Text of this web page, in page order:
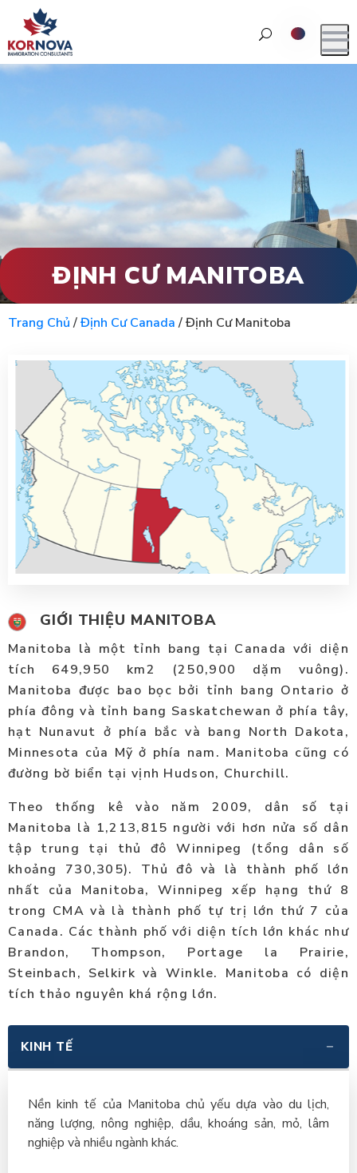
ĐỊNH CƯ MANITOBA
Trang Chủ/Định Cư Canada/Định Cư Manitoba
GIỚI THIỆU MANITOBA
Manitoba là một tỉnh bang tại Canada với diện
tích 649,950 km2 (250,900 dặm vuông).
Manitoba được bao bọc bởi tỉnh bang Ontario ở
phía đông và tỉnh bang Saskatchewan ở phía tây,
hạt Nunavut ở phía bắc và bang North Dakota,
Minnesota của Mỹ ở phía nam. Manitoba cũng có
đường bờ biển tại vịnh Hudson, Churchill.
Theo thống kê vào năm 2009, dân số tại
Manitoba là 1,213,815 người với hơn nửa số dân
tập trung tại thủ đô Winnipeg (tổng dân số
khoảng 730,305). Thủ đô và là thành phố lớn
nhất của Manitoba, Winnipeg xếp hạng thứ 8
trong CMA và là thành phố tự trị lớn thứ 7 của
Canada. Các thành phố với diện tích lớn khác như
Brandon, Thompson, Portage la Prairie,
Steinbach, Selkirk và Winkle. Manitoba có diện
tích thảo nguyên khá rộng lớn.
KINH TẾ
Nền kinh tế của Manitoba chủ yếu dựa vào du lịch,
năng lượng, nông nghiệp, dầu, khoáng sản, mỏ, lâm
nghiệp và nhiều ngành khác.